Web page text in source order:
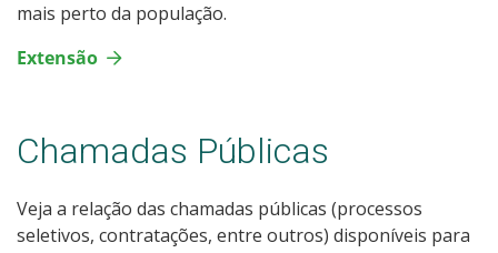
mais perto da população.
Extensão
Chamadas Públicas
Veja a relação das chamadas públicas (processos
seletivos, contratações, entre outros) disponíveis para